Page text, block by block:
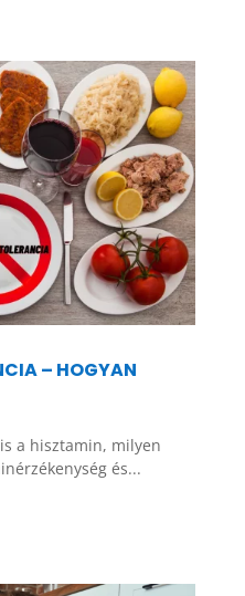
– HOGYAN
a hisztamin, milyen
és...